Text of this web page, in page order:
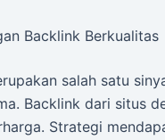
Backlink Berkualitas
salah satu
Backlink dari situs
Strategi